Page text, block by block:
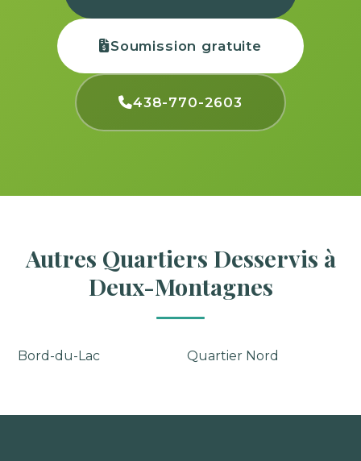
Soumission gratuite
438-770-2603
Autres Quartiers Desservis à
Deux-Montagnes
Bord-du-Lac Quartier Nord